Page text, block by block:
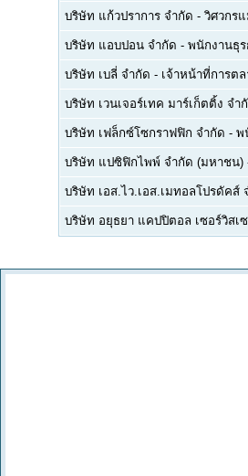
บริษัท แก้วปราการ จำกัด - วิศวกร
บริษัท แอบปอน จำกัด - พนักงานธุ
บริษัท เบลี่ จำกัด - เจ้าหน้าที่การต
บริษัท เวนเจอร์เทค มาร์เก็ตติ้ง จำ
บริษัท เฟล็กซ์โซกราฟฟิก จำกัด - พ
บริษัท แปซิฟิกไพพ์ จำกัด (มหาชน)
บริษัท เอส.ไว.เอส.เมทอลโปรดัคส์
บริษัท อยุธยา แคปปิตอล เซอร์วิสเ